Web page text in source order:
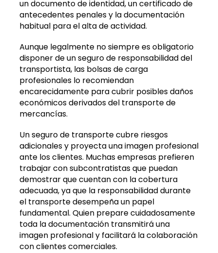
un documento de identidad, un certificado de
antecedentes penales y la documentación
habitual para el alta de actividad.
Aunque legalmente no siempre es obligatorio
disponer de un seguro de responsabilidad del
transportista, las bolsas de carga
profesionales lo recomiendan
encarecidamente para cubrir posibles daños
económicos derivados del transporte de
mercancías.
Un seguro de transporte cubre riesgos
adicionales y proyecta una imagen profesional
ante los clientes. Muchas empresas prefieren
trabajar con subcontratistas que puedan
demostrar que cuentan con la cobertura
adecuada, ya que la responsabilidad durante
el transporte desempeña un papel
fundamental. Quien prepare cuidadosamente
toda la documentación transmitirá una
imagen profesional y facilitará la colaboración
con clientes comerciales.